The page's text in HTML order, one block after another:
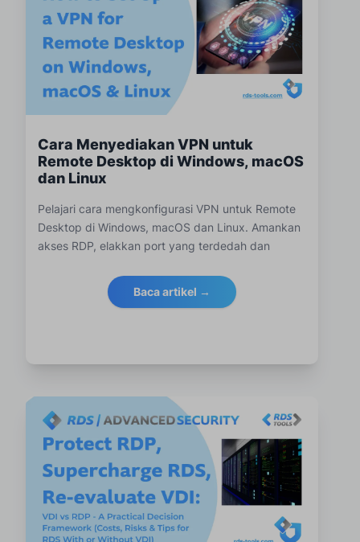
Cara Menyediakan VPN untuk
Remote Desktop di Windows, macOS
dan Linux
Pelajari cara mengkonfigurasi VPN untuk Remote
Desktop di Windows, macOS dan Linux. Amankan
akses RDP, elakkan port yang terdedah dan
yang dienkripsi dan perisian RDS Tools.
Baca artikel →